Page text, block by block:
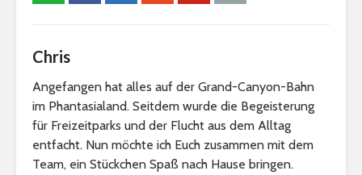
Chris
Angefangen hat alles auf der Grand-Canyon-Bahn
im Phantasialand. Seitdem wurde die Begeisterung
für Freizeitparks und der Flucht aus dem Alltag
entfacht. Nun möchte ich Euch zusammen mit dem
Team, ein Stückchen Spaß nach Hause bringen.